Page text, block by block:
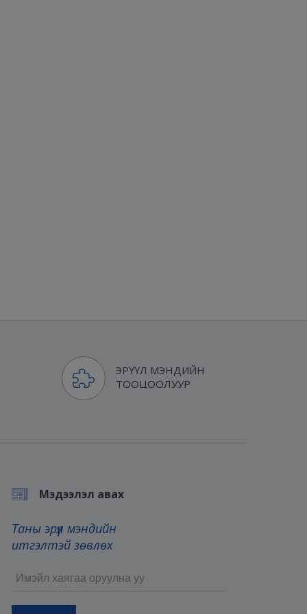
ЭРҮҮЛ МЭНДИЙН
ТООЦООЛУУР
Мэдээлэл авах
Таны эрүүл мэндийн
итгэлтэй зөвлөх